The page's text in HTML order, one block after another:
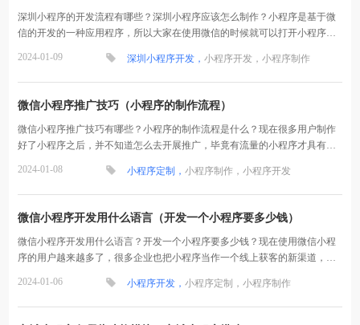
深圳小程序的开发流程有哪些？深圳小程序应该怎么制作？小程序是基于微
信的开发的一种应用程序，所以大家在使用微信的时候就可以打开小程序，
2024-01-09 深圳小程序开发， 小程序开发， 小程序制作
微信小程序推广技巧（小程序的制作流程）
微信小程序推广技巧有哪些？小程序的制作流程是什么？现在很多用户制作
好了小程序之后，并不知道怎么去开展推广，毕竟有流量的小程序才具有价
2024-01-08 小程序定制， 小程序制作， 小程序开发
微信小程序开发用什么语言（开发一个小程序要多少钱）
微信小程序开发用什么语言？开发一个小程序要多少钱？现在使用微信小程
序的用户越来越多了，很多企业也把小程序当作一个线上获客的新渠道，而
2024-01-06 小程序开发， 小程序定制， 小程序制作